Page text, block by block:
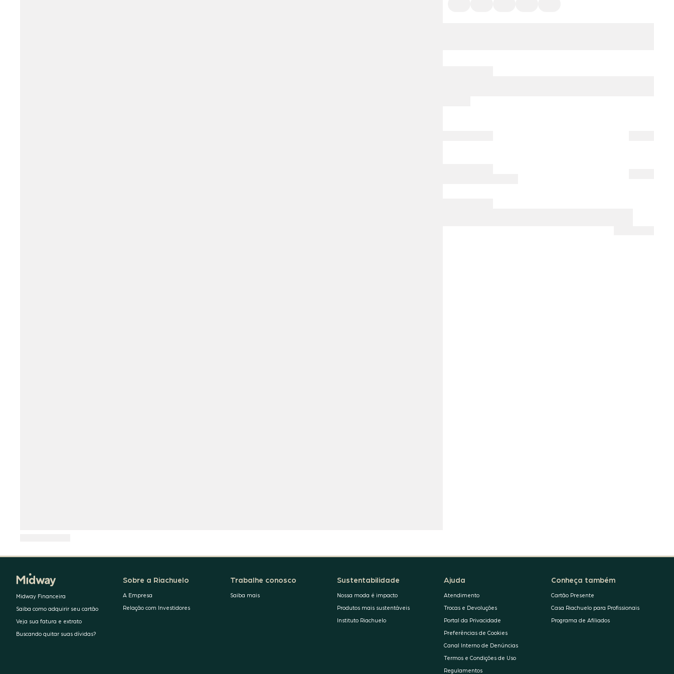
Midway Financeira
Saiba como adquirir seu cartão
Veja sua fatura e extrato
Buscando quitar suas dívidas?
Sobre a Riachuelo
A Empresa
Relação com Investidores
Trabalhe conosco
Saiba mais
Sustentabilidade
Nossa moda é impacto
Produtos mais sustentáveis
Instituto Riachuelo
Ajuda
Atendimento
Trocas e Devoluções
Portal da Privacidade
Preferências de Cookies
Canal Interno de Denúncias
Termos e Condições de Uso
Regulamentos
Conheça também
Cartão Presente
Casa Riachuelo para Profissionais
Programa de Afiliados